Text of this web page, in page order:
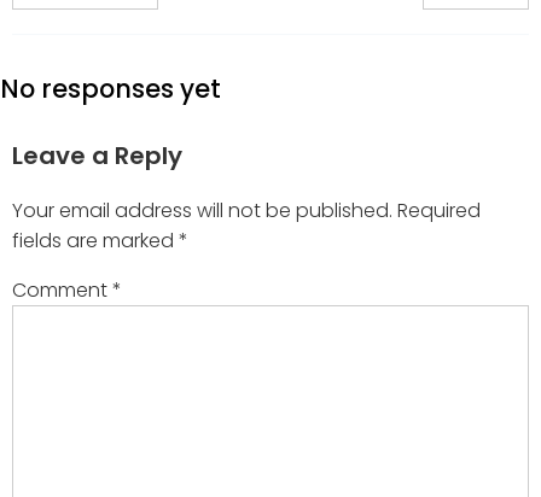
No responses yet
Leave a Reply
Your email address will not be published. Required
fields are marked *
Comment*